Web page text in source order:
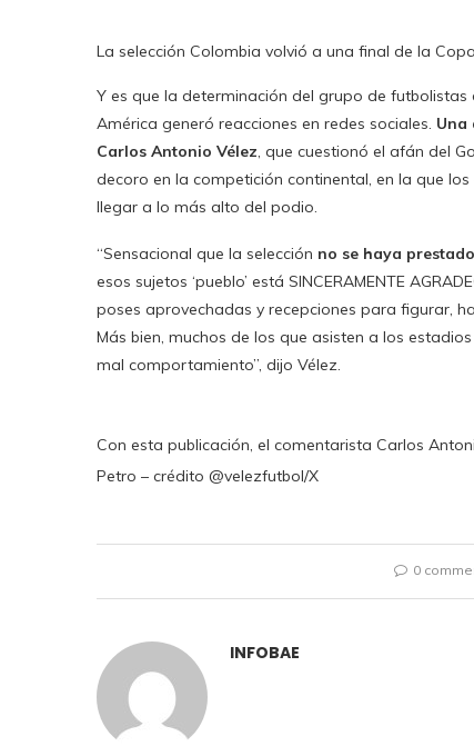
La selección Colombia volvió a una final de la
Y es que la determinación del grupo de
América generó reacciones en redes sociales. Una
Carlos Antonio Vélez, que cuestionó el afán del
decoro en la competición continental, en la que
llegar a lo más alto del podio.
“Sensacional que la selección no se haya
esos sujetos ‘pueblo’ está SINCERAMENTE
poses aprovechadas y recepciones para figurar,
Más bien, muchos de los que asisten a los
mal comportamiento”, dijo Vélez.
Con esta publicación, el comentarista Carlos
Petro – crédito @velezfutbol/X
0
INFOBAE